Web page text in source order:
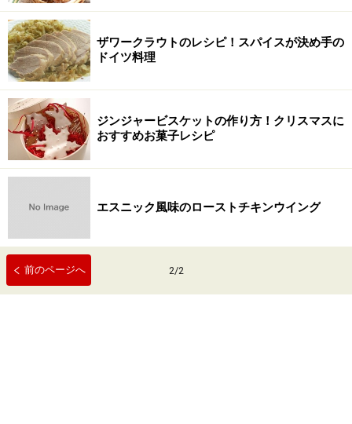
ザワークラウトのレシピ！スパイスが決め手の
ドイツ料理
ジンジャービスケットの作り方！クリスマスに
おすすめお菓子レシピ
エスニック風味のローストチキンウイング
前のページへ 2/2